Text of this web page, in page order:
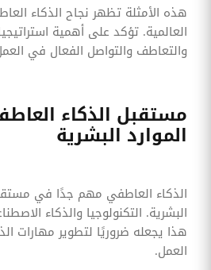
هذه الأمثلة تظهر نجاح الذكاء
العالمية. تؤكد على أهمية
والتعاطف والتواصل الفعال في
مستقبل الذكاء
الموارد البشرية
الذكاء العاطفي مهم جدًا في
البشرية. التكنولوجيا والذكاء
هذا يجعله ضروريًا لتطوير مهارات
العمل.